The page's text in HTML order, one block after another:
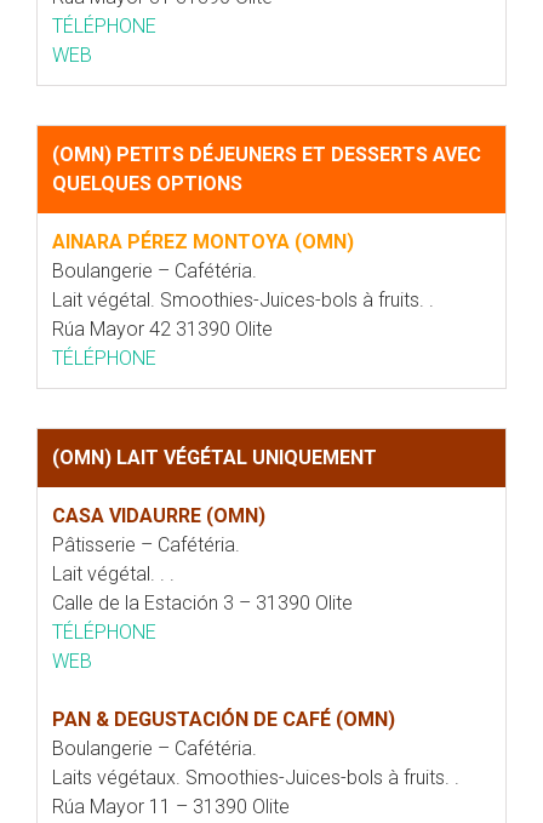
TÉLÉPHONE
WEB
(OMN) PETITS DÉJEUNERS ET DESSERTS AVEC
QUELQUES OPTIONS
AINARA PÉREZ MONTOYA (OMN)
Boulangerie – Cafétéria.
Lait végétal. Smoothies-Juices-bols à fruits. .
Rúa Mayor 42 31390 Olite
TÉLÉPHONE
(OMN) LAIT VÉGÉTAL UNIQUEMENT
CASA VIDAURRE (OMN)
Pâtisserie – Cafétéria.
Lait végétal. . .
Calle de la Estación 3 – 31390 Olite
TÉLÉPHONE
WEB
PAN & DEGUSTACIÓN DE CAFÉ (OMN)
Boulangerie – Cafétéria.
Laits végétaux. Smoothies-Juices-bols à fruits. .
Rúa Mayor 11 – 31390 Olite